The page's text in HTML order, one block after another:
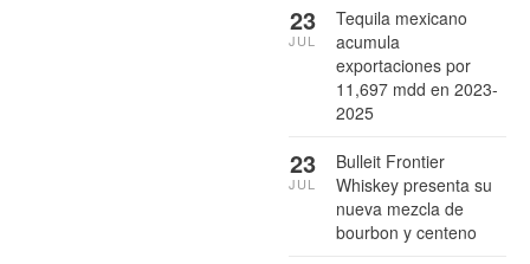
Tequila mexicano
acumula
exportaciones por
11,697 mdd en 2023-
2025
23
JUL
Bulleit Frontier
Whiskey presenta su
nueva mezcla de
bourbon y centeno
23
JUL